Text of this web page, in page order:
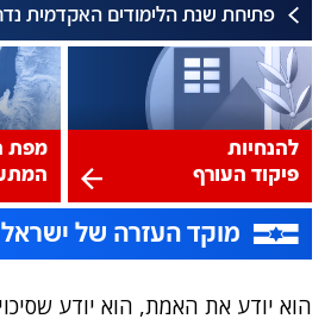
הוא יודע את האמת, הוא יודע